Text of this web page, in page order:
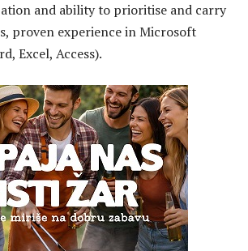
and ability to prioritise and carry
proven experience in Microsoft
Excel, Access).